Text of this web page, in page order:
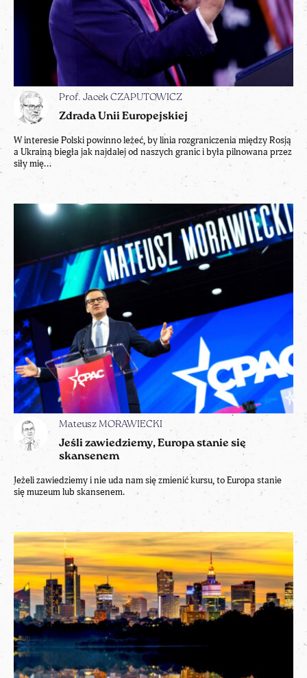
Prof. Jacek CZAPUTOWICZ
Zdrada Unii Europejskiej
W interesie Polski powinno leżeć, by linia rozgraniczenia między Rosją
a Ukrainą biegła jak najdalej od naszych granic i była pilnowana przez
siły mię...
Mateusz MORAWIECKI
Jeśli zawiedziemy, Europa stanie się
skansenem
Jeżeli zawiedziemy i nie uda nam się zmienić kursu, to Europa stanie
się muzeum lub skansenem.